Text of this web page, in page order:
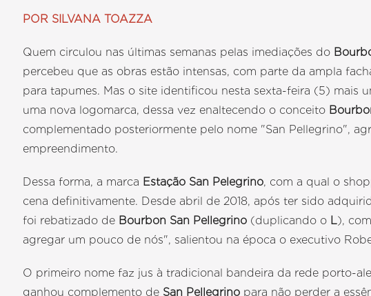
POR SILVANA TOAZZA
Quem circulou nas últimas semanas pelas imediações do
percebeu que as obras estão intensas, com parte da ampla
para tapumes. Mas o site identificou nesta sexta-feira (5) mais
uma nova logomarca, dessa vez enaltecendo o conceito
complementado posteriormente pelo nome "San Pellegrino",
empreendimento.
Dessa forma, a marca Estação San Pelegrino, com a qual o
cena definitivamente. Desde abril de 2018, após ter sido
foi rebatizado de Bourbon San Pellegrino (duplicando o L),
agregar um pouco de nós", salientou na época o executivo
O primeiro nome faz jus à tradicional bandeira da rede porto-
ganhou complemento de San Pellegrino para não perder a